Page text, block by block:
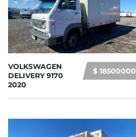
$ 18500000
VOLKSWAGEN
DELIVERY 9170
2020